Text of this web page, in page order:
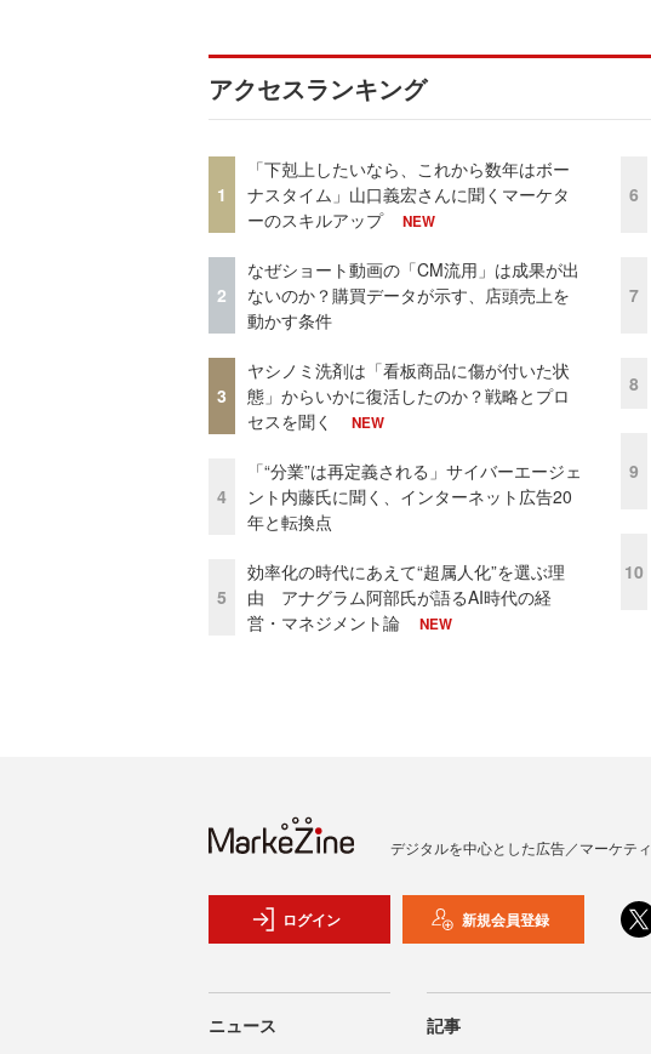
アクセスランキング
1
「下剋上したいなら、これから数年はボー
ナスタイム」山口義宏さんに聞くマーケタ
ーのスキルアップ
NEW
2
なぜショート動画の「CM流用」は成果が出
ないのか？購買データが示す、店頭売上を
動かす条件
3
ヤシノミ洗剤は「看板商品に傷が付いた状
態」からいかに復活したのか？戦略とプロ
セスを聞く
NEW
4
「“分業”は再定義される」サイバーエージェ
ント内藤氏に聞く、インターネット広告20
年と転換点
5
効率化の時代にあえて“超属人化”を選ぶ理
由 アナグラム阿部氏が語るAI時代の経
営・マネジメント論
NEW
6
7
8
9
10
デジタルを中心とした広告／マーケテ
ログイン 新規会員登録
ニュース 記事